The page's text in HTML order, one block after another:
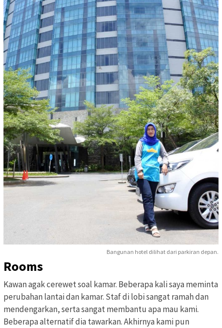
Bangunan hotel dilihat dari parkiran depan.
Rooms
Kawan agak cerewet soal kamar. Beberapa kali saya meminta
perubahan lantai dan kamar. Staf di lobi sangat ramah dan
mendengarkan, serta sangat membantu apa mau kami.
Beberapa alternatif dia tawarkan. Akhirnya kami pun